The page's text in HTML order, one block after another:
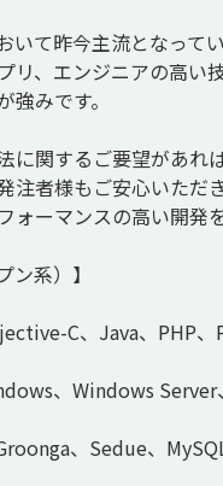
いて昨今主流となっ
リ、エンジニアの高い
強みです。
に関するご要望があれ
注者様もご安心いただ
ォーマンスの高い開発
ン系）】
C、Java、PHP
、Windows
、Sedue、